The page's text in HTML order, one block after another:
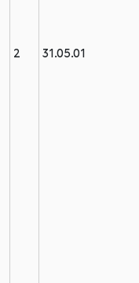
2 31.05.01